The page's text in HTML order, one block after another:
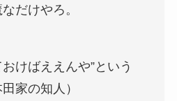
だけやろ。
けばええんや”という
家の知人）